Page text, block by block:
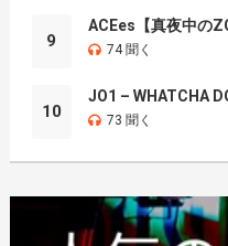
9
ACEes【真夜中の
74 聞く
10
JO1 – WHATCHA
73 聞く